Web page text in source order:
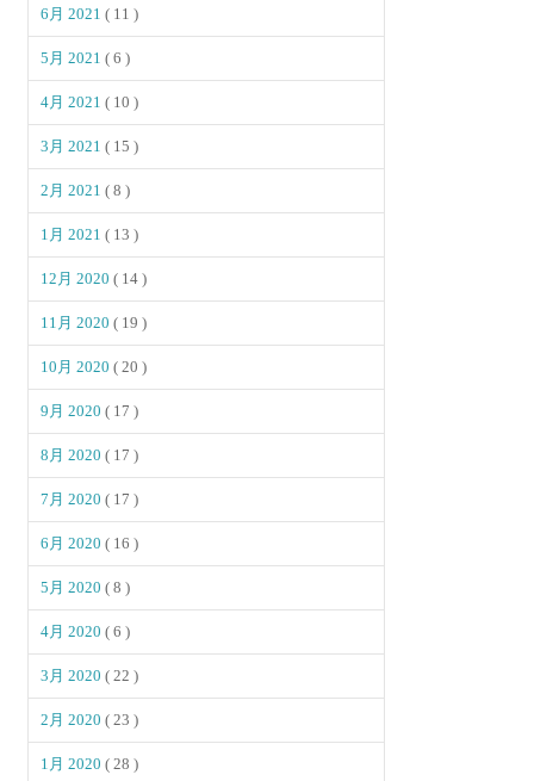
6月 2021( 11 )
5月 2021( 6 )
4月 2021( 10 )
3月 2021( 15 )
2月 2021( 8 )
1月 2021( 13 )
12月 2020( 14 )
11月 2020( 19 )
10月 2020( 20 )
9月 2020( 17 )
8月 2020( 17 )
7月 2020( 17 )
6月 2020( 16 )
5月 2020( 8 )
4月 2020( 6 )
3月 2020( 22 )
2月 2020( 23 )
1月 2020( 28 )